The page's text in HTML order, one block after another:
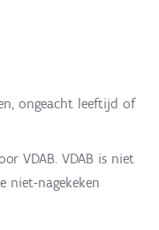
ongeacht leeftijd of
VDAB. VDAB is niet
niet-nagekeken